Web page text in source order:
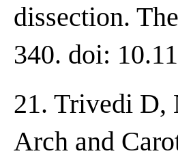
dissection.
340. doi:
21. Trivedi D,
Arch and